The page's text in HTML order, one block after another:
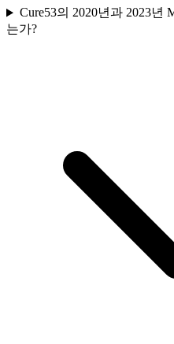
Cure53의 2020년과 2023년
는가?